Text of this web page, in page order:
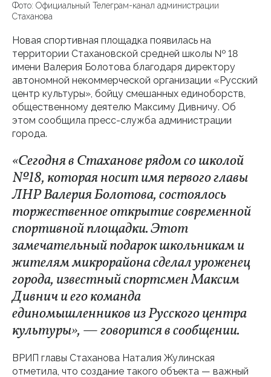
Фото: Официальный Телеграм-канал администрации
Стаханова
Новая спортивная площадка появилась на
территории Стахановской средней школы № 18
имени Валерия Болотова благодаря директору
автономной некоммерческой организации «Русский
центр культуры», бойцу смешанных единоборств,
общественному деятелю Максиму Дивничу. Об
этом сообщила пресс-служба администрации
города.
«Сегодня в Стаханове рядом со школой
№18, которая носит имя первого главы
ЛНР Валерия Болотова, состоялось
торжественное открытие современной
спортивной площадки. Этот
замечательный подарок школьникам и
жителям микрорайона сделал уроженец
города, известный спортсмен Максим
Дивнич и его команда
единомышленников из Русского центра
культуры», — говорится в сообщении.
ВРИП главы Стаханова Наталия Жулинская
отметила, что создание такого объекта — важный